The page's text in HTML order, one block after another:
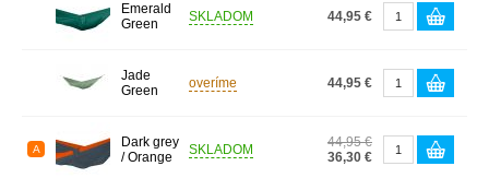
Emerald
Green
SKLADOM 44,95 €
Jade
Green
overíme 44,95 €
A
Dark grey
/ Orange
SKLADOM
44,95 €
36,30 €